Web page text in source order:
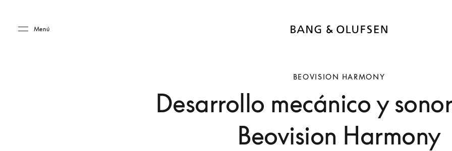
Menú
BEOVISION HARMONY
Desarrollo mecánico y
Beovision Harmony